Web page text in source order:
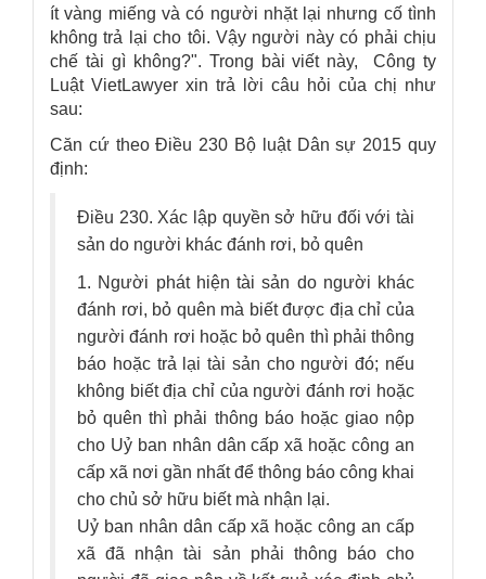
ít vàng miếng và có người nhặt lại nhưng cố tình
không trả lại cho tôi. Vậy người này có phải chịu
chế tài gì không?". Trong bài viết này,Công ty
Luật VietLawyer xin trả lời câu hỏi của chị như
sau:
Căn cứ theo Điều 230 Bộ luật Dân sự 2015 quy
định:
Điều 230. Xác lập quyền sở hữu đối với tài
sản do người khác đánh rơi, bỏ quên
1. Người phát hiện tài sản do người khác
đánh rơi, bỏ quên mà biết được địa chỉ của
người đánh rơi hoặc bỏ quên thì phải thông
báo hoặc trả lại tài sản cho người đó; nếu
không biết địa chỉ của người đánh rơi hoặc
bỏ quên thì phải thông báo hoặc giao nộp
cho Uỷ ban nhân dân cấp xã hoặc công an
cấp xã nơi gần nhất để thông báo công khai
cho chủ sở hữu biết mà nhận lại.
Uỷ ban nhân dân cấp xã hoặc công an cấp
xã đã nhận tài sản phải thông báo cho